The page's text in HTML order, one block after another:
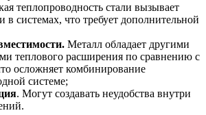
теплопроводность стали вызывает
в системах, что требует дополнительной
Металл обладает другими
теплового расширения по сравнению с
осложняет комбинирование
системе;
. Могут создавать неудобства внутри